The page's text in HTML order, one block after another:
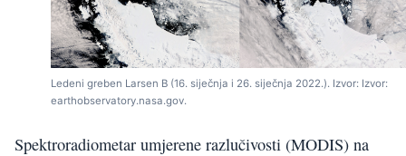
Ledeni greben Larsen B (16. siječnja i 26. siječnja 2022.). Izvor: Izvor:
earthobservatory.nasa.gov.
Spektroradiometar umjerene razlučivosti (MODIS) na